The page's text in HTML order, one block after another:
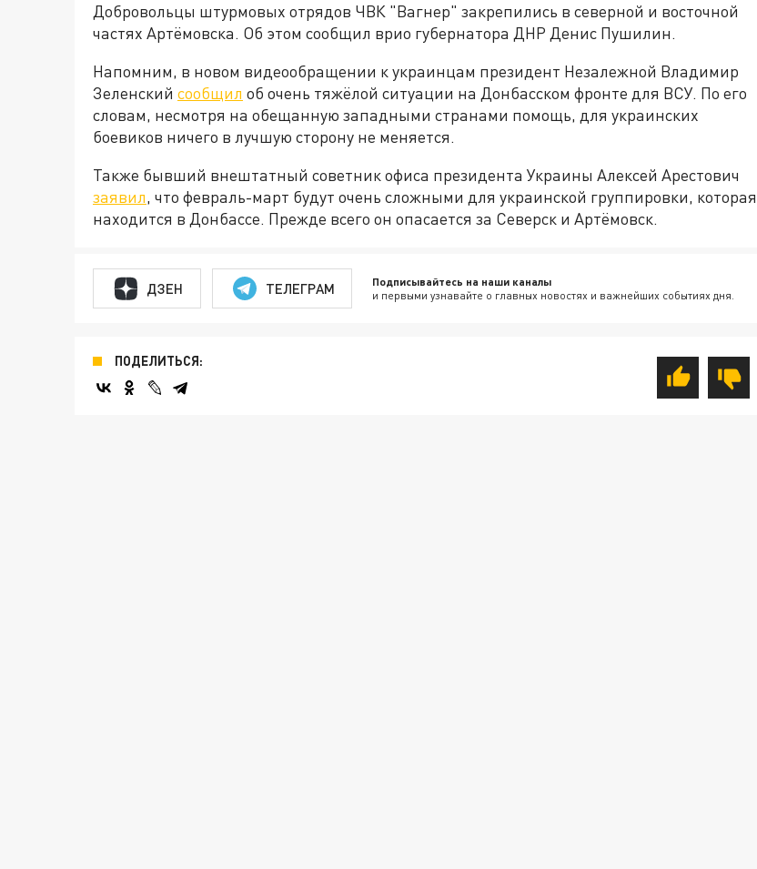
Добровольцы штурмовых отрядов ЧВК "Вагнер" закрепились в северной и восточной
частях Артёмовска. Об этом сообщил врио губернатора ДНР Денис Пушилин.
Напомним, в новом видеообращении к украинцам президент Незалежной Владимир
Зеленский сообщил об очень тяжёлой ситуации на Донбасском фронте для ВСУ. По его
словам, несмотря на обещанную западными странами помощь, для украинских
боевиков ничего в лучшую сторону не меняется.
Также бывший внештатный советник офиса президента Украины Алексей Арестович
заявил, что февраль-март будут очень сложными для украинской группировки, которая
находится в Донбассе. Прежде всего он опасается за Северск и Артёмовск.
ДЗЕН ТЕЛЕГРАМ Подписывайтесь на наши каналы
и первыми узнавайте о главных новостях и важнейших событиях дня.
ПОДЕЛИТЬСЯ: